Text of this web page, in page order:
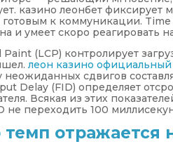
казино леонбет фиксирует
к коммуникации.
и умеет скоро реагировать
(LCP) контролирует
леон казино официальный
неожиданных сдвигов
Delay (FID) определяет
Всякая из этих
не переходить 100
темп